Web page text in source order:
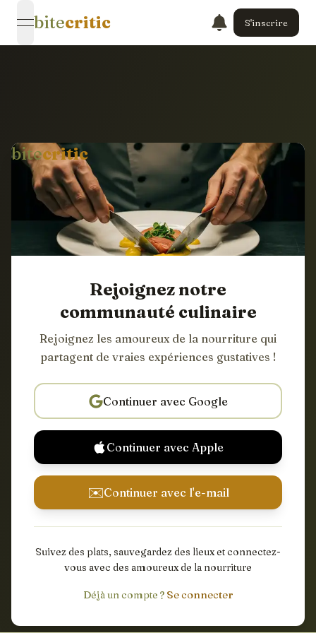
open navigation menu
bitecritic S'inscrire
bitecritic
Rejoignez notre
communauté culinaire
Rejoignez les amoureux de la nourriture qui
partagent de vraies expériences gustatives !
Continuer avec Google
Continuer avec Apple
✉️Continuer avec l'e-mail
Suivez des plats, sauvegardez des lieux et connectez-
vous avec des amoureux de la nourriture
Déjà un compte ? Se connecter